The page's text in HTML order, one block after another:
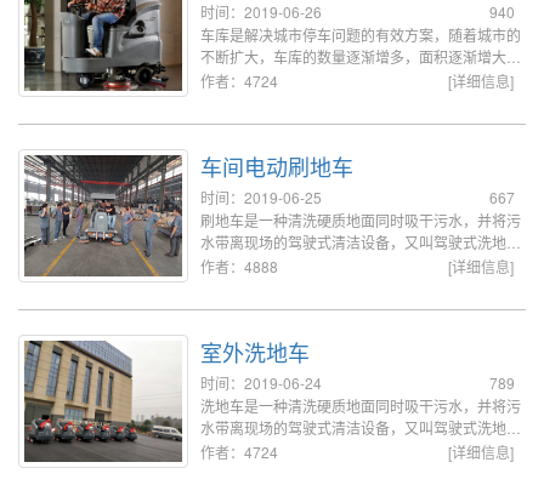
940
时间：2019-06-26
车库是解决城市停车问题的有效方案，随着城市的
不断扩大，车库的数量逐渐增多，面积逐渐增大，
车库地面的清洗采用人工已无法满足，那么车库选
机。
[详细信息]
作者：4724
车间电动刷地车
667
时间：2019-06-25
刷地车是一种清洗硬质地面同时吸干污水，并将污
水带离现场的驾驶式清洁设备，又叫驾驶式洗地
机，这类利用水工作的机器需要每天或在完成清洗
[详细信息]
作者：4888
室外洗地车
789
时间：2019-06-24
洗地车是一种清洗硬质地面同时吸干污水，并将污
水带离现场的驾驶式清洁设备，又叫驾驶式洗地
机，这类利用水工作的机器需要每天或在完成清洗
[详细信息]
作者：4724